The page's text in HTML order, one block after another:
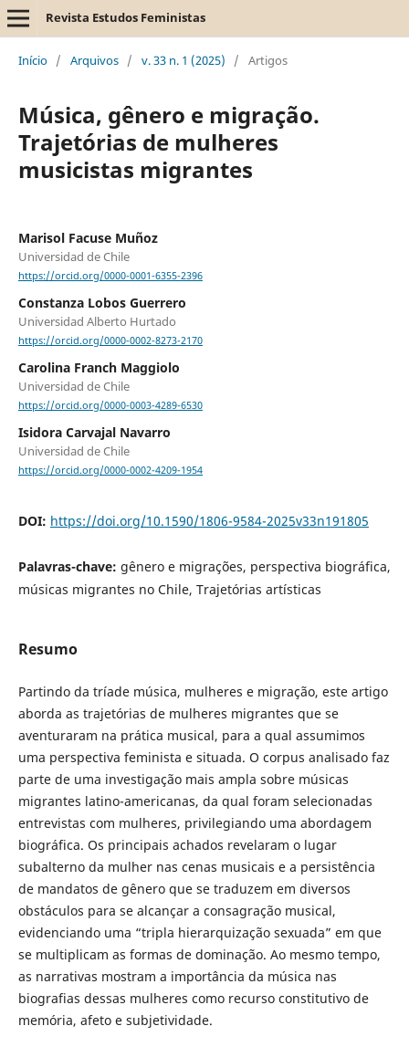
Revista Estudos Feministas
Início / Arquivos / v. 33 n. 1 (2025) / Artigos
Música, gênero e migração.
Trajetórias de mulheres
musicistas migrantes
Marisol Facuse Muñoz
Universidad de Chile
https://orcid.org/0000-0001-6355-2396
Constanza Lobos Guerrero
Universidad Alberto Hurtado
https://orcid.org/0000-0002-8273-2170
Carolina Franch Maggiolo
Universidad de Chile
https://orcid.org/0000-0003-4289-6530
Isidora Carvajal Navarro
Universidad de Chile
https://orcid.org/0000-0002-4209-1954
DOI: https://doi.org/10.1590/1806-9584-2025v33n191805
Palavras-chave: gênero e migrações, perspectiva biográfica,
músicas migrantes no Chile, Trajetórias artísticas
Resumo
Partindo da tríade música, mulheres e migração, este artigo
aborda as trajetórias de mulheres migrantes que se
aventuraram na prática musical, para a qual assumimos
uma perspectiva feminista e situada. O corpus analisado faz
parte de uma investigação mais ampla sobre músicas
migrantes latino-americanas, da qual foram selecionadas
entrevistas com mulheres, privilegiando uma abordagem
biográfica. Os principais achados revelaram o lugar
subalterno da mulher nas cenas musicais e a persistência
de mandatos de gênero que se traduzem em diversos
obstáculos para se alcançar a consagração musical,
evidenciando uma “tripla hierarquização sexuada” em que
se multiplicam as formas de dominação. Ao mesmo tempo,
as narrativas mostram a importância da música nas
biografias dessas mulheres como recurso constitutivo de
memória, afeto e subjetividade.